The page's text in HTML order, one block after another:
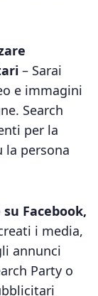
– Sarai
e immagini
Search
per la
la persona
Facebook,
i media,
annunci
Party o